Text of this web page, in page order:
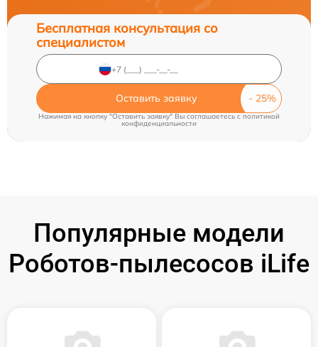
Бесплатная консультация со
специалистом
Оставить заявку
Нажимая на кнопку "Оставить заявку" Вы соглашаетесь c политикой
конфиденциальности
Популярные модели
Роботов-пылесосов iLife